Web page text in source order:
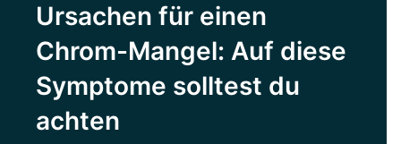
Ursachen für einen
Chrom-Mangel: Auf diese
Symptome solltest du
achten